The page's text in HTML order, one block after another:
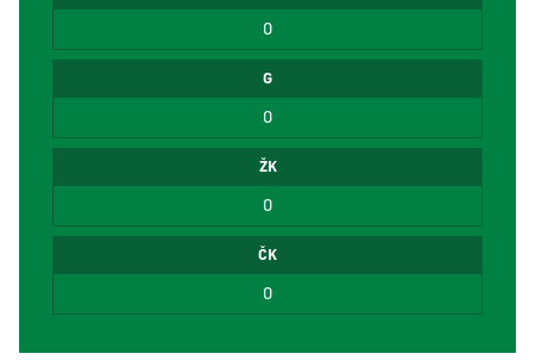
0
G
0
ŽK
0
ČK
0